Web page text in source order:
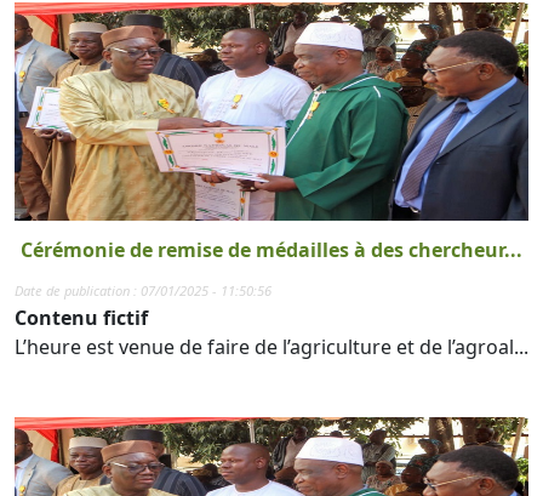
Cérémonie de remise de médailles à des chercheur...
Date de publication : 07/01/2025 - 11:50:56
Contenu fictif
L’heure est venue de faire de l’agriculture et de l’agroal...